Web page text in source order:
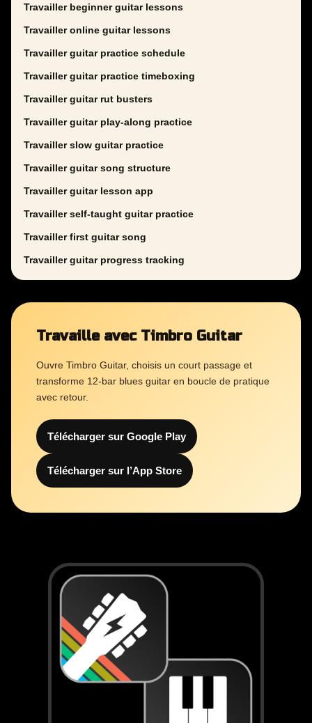
Travailler beginner guitar lessons
Travailler online guitar lessons
Travailler guitar practice schedule
Travailler guitar practice timeboxing
Travailler guitar rut busters
Travailler guitar play-along practice
Travailler slow guitar practice
Travailler guitar song structure
Travailler guitar lesson app
Travailler self-taught guitar practice
Travailler first guitar song
Travailler guitar progress tracking
Travaille avec Timbro Guitar
Ouvre Timbro Guitar, choisis un court passage et
transforme 12-bar blues guitar en boucle de pratique
avec retour.
Télécharger sur Google Play
Télécharger sur l’App Store